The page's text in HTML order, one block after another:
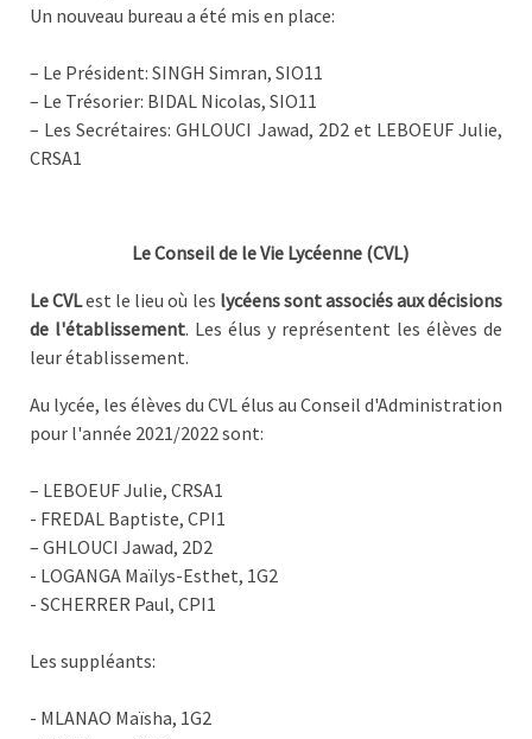
​Un nouveau bureau a été mis en place:
– Le Président: SINGH Simran, SIO11
– Le Trésorier: BIDAL Nicolas, SIO11
– Les Secrétaires: GHLOUCI Jawad, 2D2 et LEBOEUF Julie,
CRSA1
Le Conseil de le Vie Lycéenne (CVL)
Le CVLest le lieu où les lycéens sont associés aux décisions
de l'établissement. Les élus y représentent les élèves de
leur établissement.
Au lycée, les élèves du CVL élus au Conseil d'Administration
pour l'année 2021/2022 sont:
– LEBOEUF Julie, CRSA1
​- FREDAL Baptiste, CPI1
– GHLOUCI Jawad, 2D2
​- LOGANGA Maïlys-Esthet, 1G2
​- SCHERRER Paul, CPI1
​Les suppléants:
​- MLANAO Maïsha, 1G2